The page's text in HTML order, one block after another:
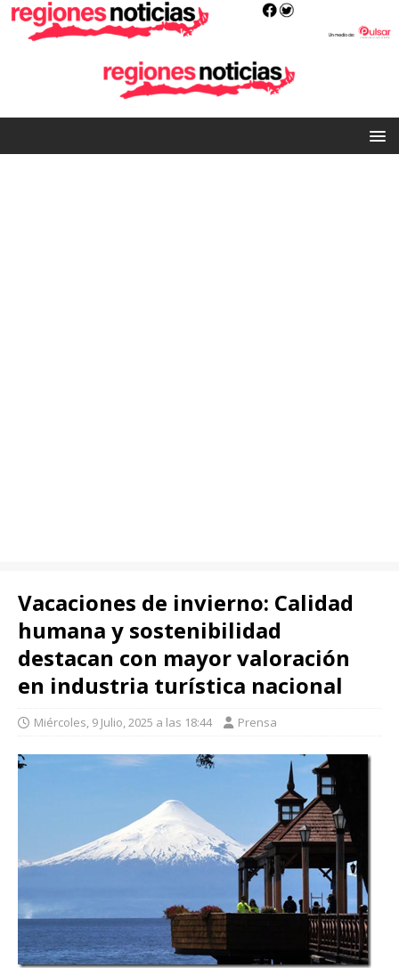
Vacaciones de invierno: Calidad
humana y sostenibilidad
destacan con mayor valoración
en industria turística nacional
Miércoles, 9 Julio, 2025 a las 18:44 Prensa